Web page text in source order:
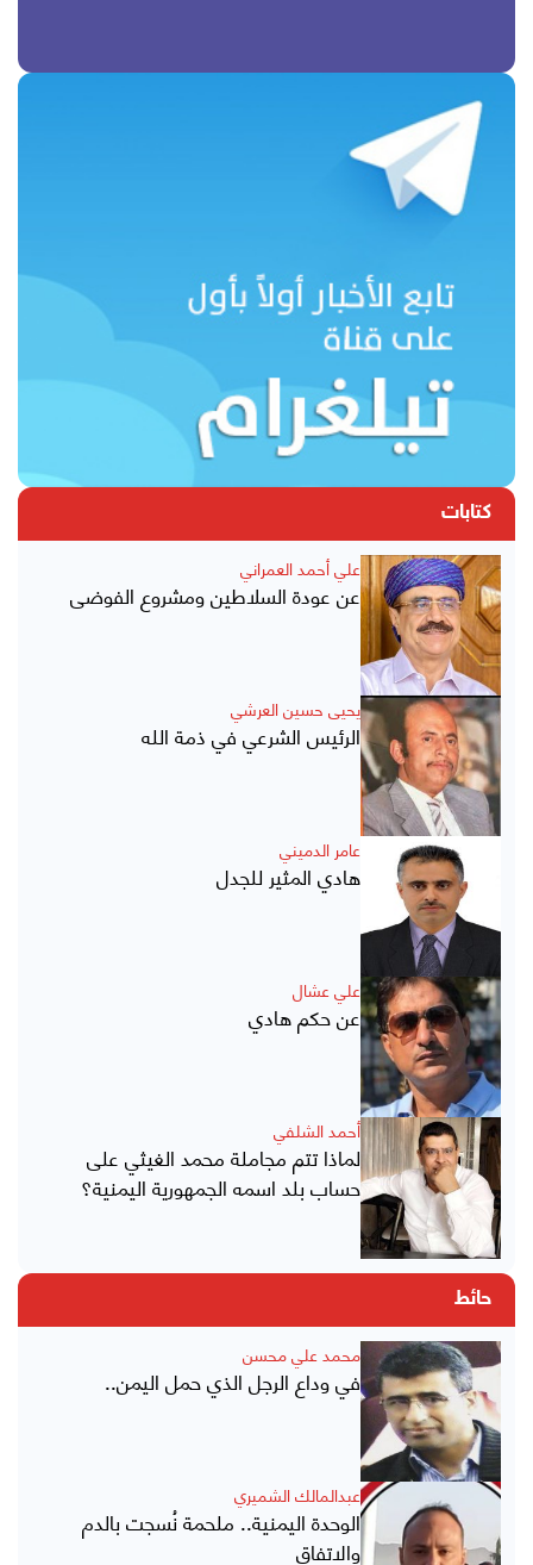
كتابات
علي أحمد العمراني
عن عودة السلاطين ومشروع الفوضى
يحيى حسين العرشي
الرئيس الشرعي في ذمة الله
عامر الدميني
هادي المثير للجدل
علي عشال
عن حكم هادي
أحمد الشلفي
لماذا تتم مجاملة محمد الغيثي على
حساب بلد اسمه الجمهورية اليمنية؟
حائط
محمد علي محسن
في وداع الرجل الذي حمل اليمن..
عبدالمالك الشميري
الوحدة اليمنية.. ملحمة نُسجت بالدم
والاتفاق